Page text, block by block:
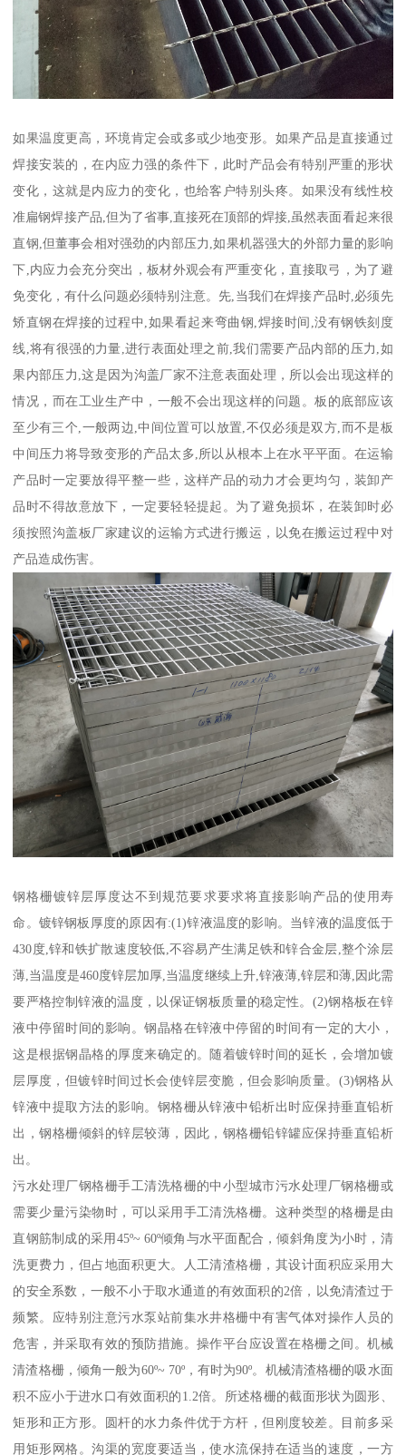
如果温度更高，环境肯定会或多或少地变形。如果产品是直接通过
焊接安装的，在内应力强的条件下，此时产品会有特别严重的形状
变化，这就是内应力的变化，也给客户特别头疼。如果没有线性校
准扁钢焊接产品,但为了省事,直接死在顶部的焊接,虽然表面看起来很
直钢,但董事会相对强劲的内部压力,如果机器强大的外部力量的影响
下,内应力会充分突出，板材外观会有严重变化，直接取弓，为了避
免变化，有什么问题必须特别注意。先,当我们在焊接产品时,必须先
矫直钢在焊接的过程中,如果看起来弯曲钢,焊接时间,没有钢铁刻度
线,将有很强的力量,进行表面处理之前,我们需要产品内部的压力,如
果内部压力,这是因为沟盖厂家不注意表面处理，所以会出现这样的
情况，而在工业生产中，一般不会出现这样的问题。板的底部应该
至少有三个,一般两边,中间位置可以放置,不仅必须是双方,而不是板
中间压力将导致变形的产品太多,所以从根本上在水平平面。在运输
产品时一定要放得平整一些，这样产品的动力才会更均匀，装卸产
品时不得故意放下，一定要轻轻提起。为了避免损坏，在装卸时必
须按照沟盖板厂家建议的运输方式进行搬运，以免在搬运过程中对
产品造成伤害。
钢格栅镀锌层厚度达不到规范要求要求将直接影响产品的使用寿
命。镀锌钢板厚度的原因有:(1)锌液温度的影响。当锌液的温度低于
430度,锌和铁扩散速度较低,不容易产生满足铁和锌合金层,整个涂层
薄,当温度是460度锌层加厚,当温度继续上升,锌液薄,锌层和薄,因此需
要严格控制锌液的温度，以保证钢板质量的稳定性。(2)钢格板在锌
液中停留时间的影响。钢晶格在锌液中停留的时间有一定的大小，
这是根据钢晶格的厚度来确定的。随着镀锌时间的延长，会增加镀
层厚度，但镀锌时间过长会使锌层变脆，但会影响质量。(3)钢格从
锌液中提取方法的影响。钢格栅从锌液中铅析出时应保持垂直铅析
出，钢格栅倾斜的锌层较薄，因此，钢格栅铅锌罐应保持垂直铅析
出。
污水处理厂钢格栅手工清洗格栅的中小型城市污水处理厂钢格栅或
需要少量污染物时，可以采用手工清洗格栅。这种类型的格栅是由
直钢筋制成的采用45º~ 60º倾角与水平面配合，倾斜角度为小时，清
洗更费力，但占地面积更大。人工清渣格栅，其设计面积应采用大
的安全系数，一般不小于取水通道的有效面积的2倍，以免清渣过于
频繁。应特别注意污水泵站前集水井格栅中有害气体对操作人员的
危害，并采取有效的预防措施。操作平台应设置在格栅之间。机械
清渣格栅，倾角一般为60º~ 70º，有时为90º。机械清渣格栅的吸水面
积不应小于进水口有效面积的1.2倍。所述格栅的截面形状为圆形、
矩形和正方形。圆杆的水力条件优于方杆，但刚度较差。目前多采
用矩形网格。沟渠的宽度要适当，使水流保持在适当的速度，一方